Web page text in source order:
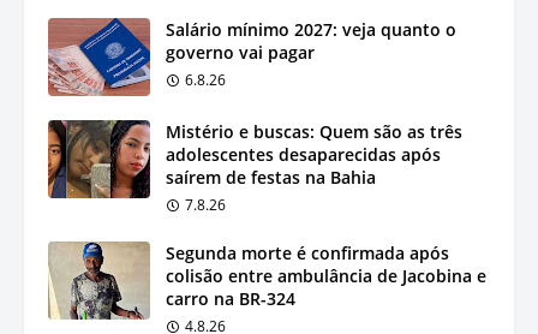
Salário mínimo 2027: veja quanto o
governo vai pagar
6.8.26
Mistério e buscas: Quem são as três
adolescentes desaparecidas após
saírem de festas na Bahia
7.8.26
Segunda morte é confirmada após
colisão entre ambulância de Jacobina e
carro na BR-324
4.8.26